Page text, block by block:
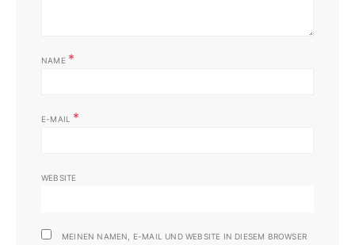
NAME *
E-MAIL *
WEBSITE
MEINEN NAMEN, E-MAIL UND WEBSITE IN DIESEM BROWSER